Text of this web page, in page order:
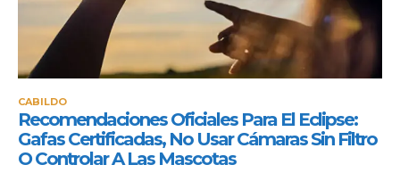
CABILDO
Recomendaciones Oficiales Para El Eclipse:
Gafas Certificadas, No Usar Cámaras Sin Filtro
O Controlar A Las Mascotas